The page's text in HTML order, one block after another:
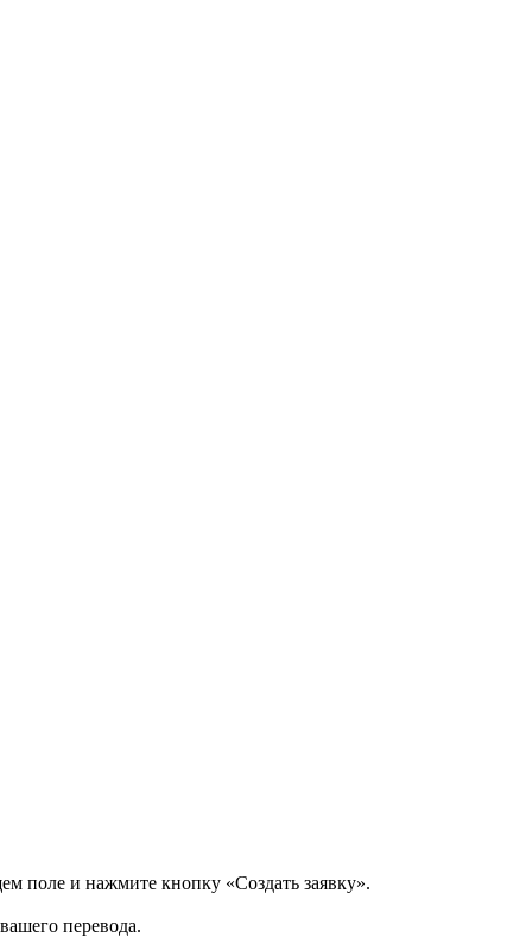
поле и нажмите кнопку «Создать заявку».
перевода.